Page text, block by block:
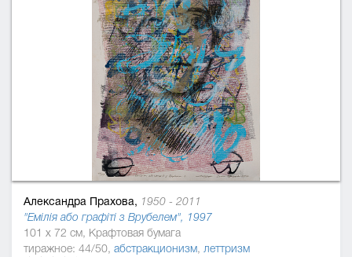
Александра Прахова, 1950 - 2011
"Емілія або графіті з Врубелем", 1997
101 x 72 см, Крафтовая бумага
тиражное: 44/50, абстракционизм, леттризм